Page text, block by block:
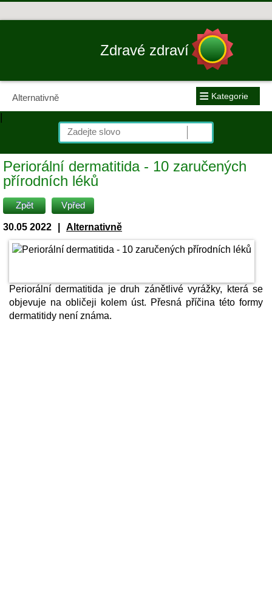
Zdravé zdraví
Alternativně ≡ Kategorie
|
Periorální dermatitida - 10 zaručených
přírodních léků
Zpět Vpřed
30.05 2022 Alternativně
Periorální dermatitida je druh zánětlivé vyrážky, která se
objevuje na obličeji kolem úst. Přesná příčina této formy
dermatitidy není známa.